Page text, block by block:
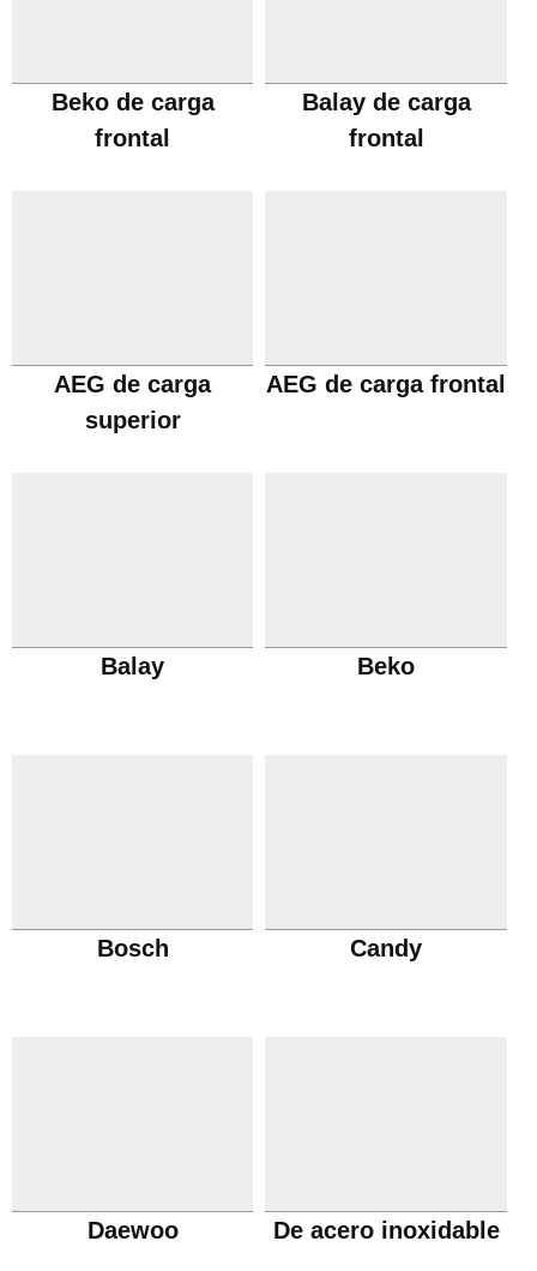
Beko de carga
frontal
Balay de carga
frontal
AEG de carga
superior
AEG de carga frontal
Balay Beko
Bosch Candy
Daewoo De acero inoxidable